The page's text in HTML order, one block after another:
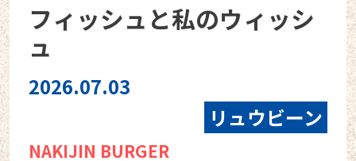
フィッシュと私のウィッシ
ュ
2026.07.03
リュウビーン
NAKIJIN BURGER